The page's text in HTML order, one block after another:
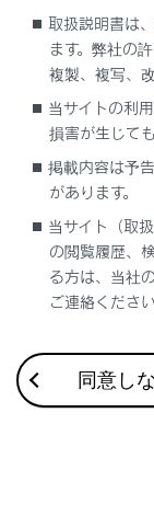
合わせて見られ
BSM（ブライン
オートマチック
レーダークルー
このページは
取扱説明書は
ます。弊社の
複製、複写、
当サイトの利
損害が生じて
掲載内容は予
があります。
当サイト（取
の閲覧履歴、
る方は、当社
ご連絡ください
同意し